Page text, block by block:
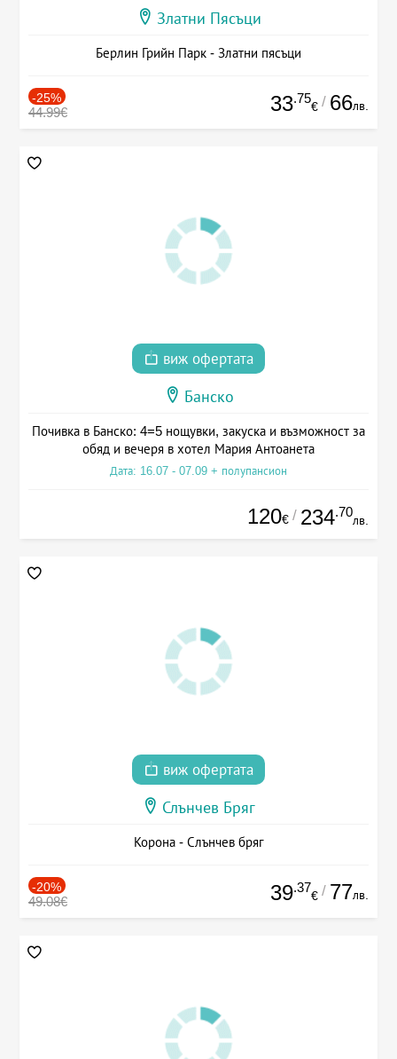
Златни Пясъци
Берлин Грийн Парк - Златни пясъци
-25%
44.99€ 33.75
€ / 66лв.
виж офертата
Банско
Почивка в Банско: 4=5 нощувки, закуска и възможност за
обяд и вечеря в хотел Мария Антоанета
Дата: 16.07 - 07.09 + полупансион
120€ / 234.70
лв.
виж офертата
Слънчев Бряг
Корона - Слънчев бряг
-20%
49.08€ 39.37
€ / 77лв.